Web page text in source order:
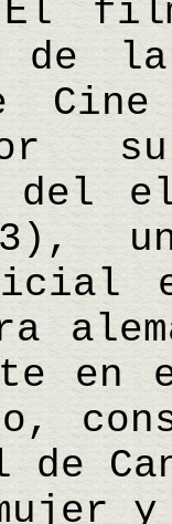
de
del
en
y